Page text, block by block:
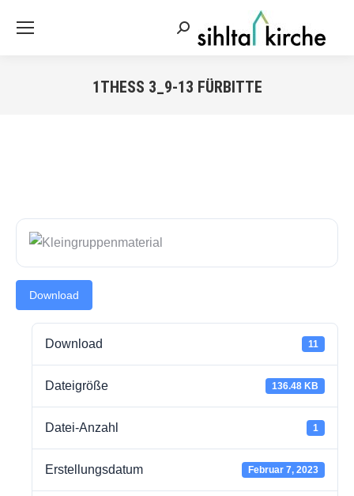
Search:
1THESS 3_9-13 FÜRBITTE
Download
Download 11
Dateigröße 136.48 KB
Datei-Anzahl 1
Erstellungsdatum Februar 7, 2023